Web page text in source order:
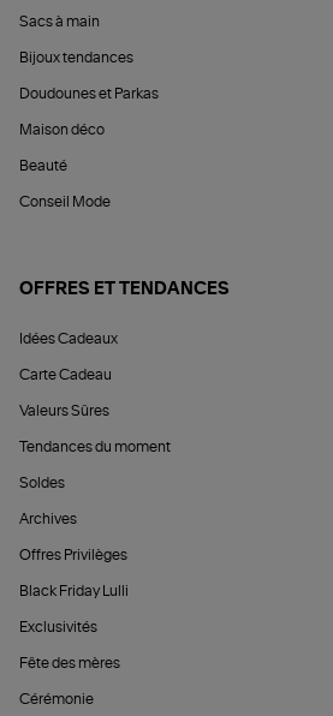
Sacs à main
Bijoux tendances
Doudounes et Parkas
Maison déco
Beauté
Conseil Mode
OFFRES ET TENDANCES
Idées Cadeaux
Carte Cadeau
Valeurs Sûres
Tendances du moment
Soldes
Archives
Offres Privilèges
Black Friday Lulli
Exclusivités
Fête des mères
Cérémonie